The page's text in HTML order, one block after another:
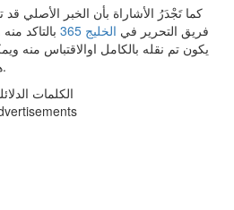
كما تَجْدَرُ الأشاراة بأن الخبر الأصلي
فريق التحرير في الخليج 365
بالتاكد
يكون تم نقله بالكامل اوالاقتباس منه
هذا الخبر من مصدره الاساسي.
الكلمات